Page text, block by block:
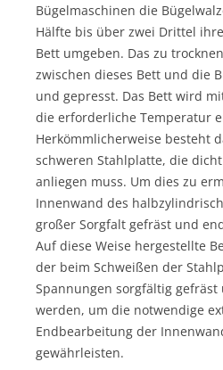
Bügelmaschinen die
Hälfte bis über zwei Drittel
Bett umgeben. Das zu
zwischen dieses Bett und die
und gepresst. Das Bett wird
die erforderliche Temperatur
Herkömmlicherweise besteht
schweren Stahlplatte, die
anliegen muss. Um dies zu
Innenwand des
großer Sorgfalt gefräst und
Auf diese Weise hergestellte
der beim Schweißen der
Spannungen sorgfältig
werden, um die notwendige
Endbearbeitung der
gewährleisten.